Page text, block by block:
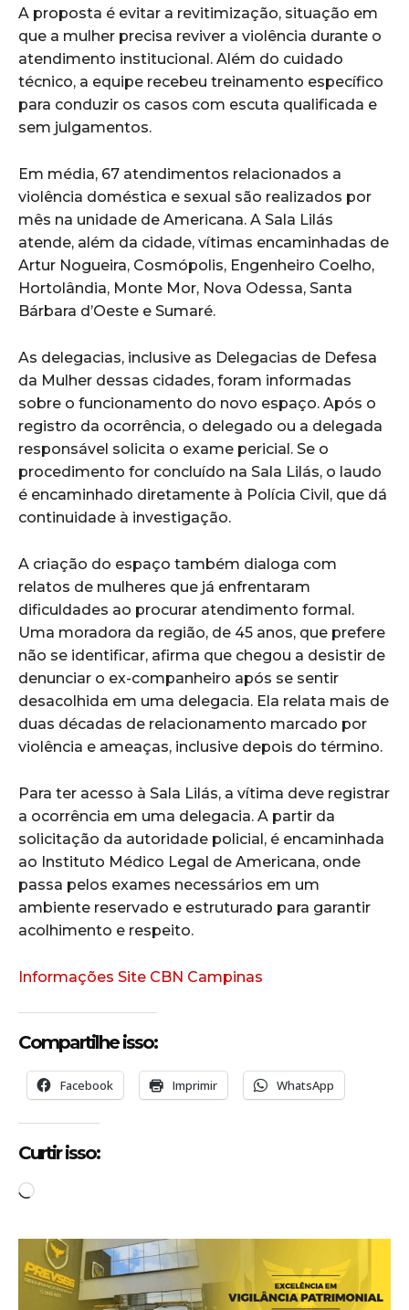
A proposta é evitar a revitimização, situação em
que a mulher precisa reviver a violência durante o
atendimento institucional. Além do cuidado
técnico, a equipe recebeu treinamento específico
para conduzir os casos com escuta qualificada e
sem julgamentos.
Em média, 67 atendimentos relacionados a
violência doméstica e sexual são realizados por
mês na unidade de Americana. A Sala Lilás
atende, além da cidade, vítimas encaminhadas de
Artur Nogueira, Cosmópolis, Engenheiro Coelho,
Hortolândia, Monte Mor, Nova Odessa, Santa
Bárbara d’Oeste e Sumaré.
As delegacias, inclusive as Delegacias de Defesa
da Mulher dessas cidades, foram informadas
sobre o funcionamento do novo espaço. Após o
registro da ocorrência, o delegado ou a delegada
responsável solicita o exame pericial. Se o
procedimento for concluído na Sala Lilás, o laudo
é encaminhado diretamente à Polícia Civil, que dá
continuidade à investigação.
A criação do espaço também dialoga com
relatos de mulheres que já enfrentaram
dificuldades ao procurar atendimento formal.
Uma moradora da região, de 45 anos, que prefere
não se identificar, afirma que chegou a desistir de
denunciar o ex-companheiro após se sentir
desacolhida em uma delegacia. Ela relata mais de
duas décadas de relacionamento marcado por
violência e ameaças, inclusive depois do término.
Para ter acesso à Sala Lilás, a vítima deve registrar
a ocorrência em uma delegacia. A partir da
solicitação da autoridade policial, é encaminhada
ao Instituto Médico Legal de Americana, onde
passa pelos exames necessários em um
ambiente reservado e estruturado para garantir
acolhimento e respeito.
Informações Site CBN Campinas
Compartilhe isso:
Facebook Imprimir WhatsApp
Curtir isso:
C
r
r
e